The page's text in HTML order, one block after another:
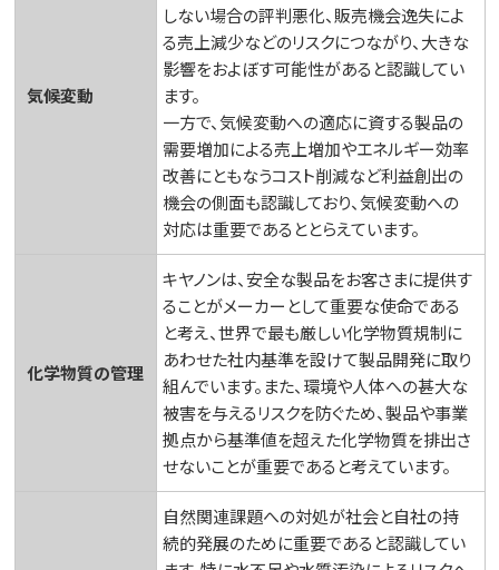
気候変動
しない場合の評判悪化、販売機会逸失によ
る売上減少などのリスクにつながり、大きな
影響をおよぼす可能性があると認識してい
ます。
一方で、気候変動への適応に資する製品の
需要増加による売上増加やエネルギー効率
改善にともなうコスト削減など利益創出の
機会の側面も認識しており、気候変動への
対応は重要であるととらえています。
化学物質の管理
キヤノンは、安全な製品をお客さまに提供す
ることがメーカーとして重要な使命である
と考え、世界で最も厳しい化学物質規制に
あわせた社内基準を設けて製品開発に取り
組んでいます。また、環境や人体への甚大な
被害を与えるリスクを防ぐため、製品や事業
拠点から基準値を超えた化学物質を排出さ
せないことが重要であると考えています。
自然関連課題への対処が社会と自社の持
続的発展のために重要であると認識してい